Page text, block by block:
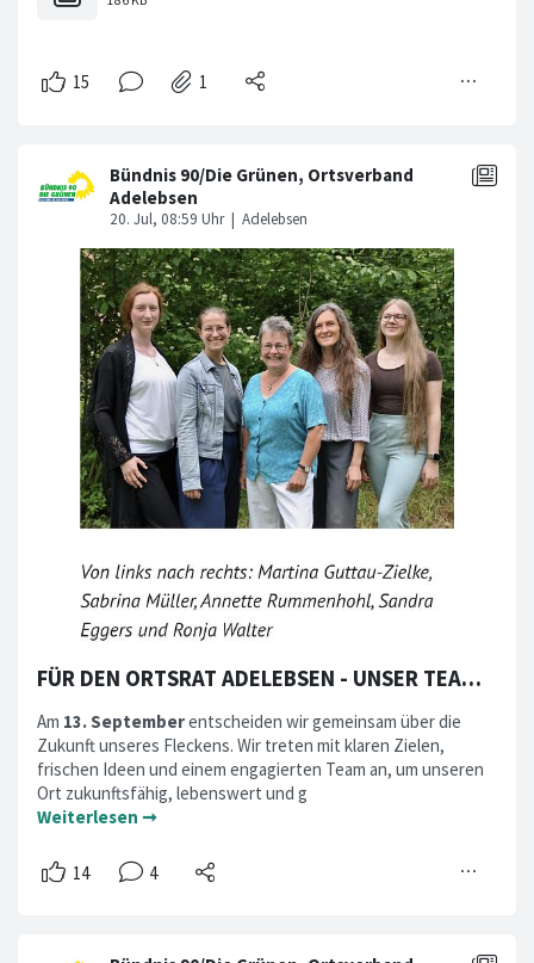
FÜR DEN ORTSRAT ADELEBSEN - UNSER TEAM UND UNSERE IDEEN
Am 13. Septemberentscheiden wir gemeinsam über die
Zukunft unseres Fleckens. Wir treten mit klaren Zielen,
frischen Ideen und einem engagierten Team an, um unseren
Ort zukunftsfähig, lebenswert und g
Weiterlesen ➞